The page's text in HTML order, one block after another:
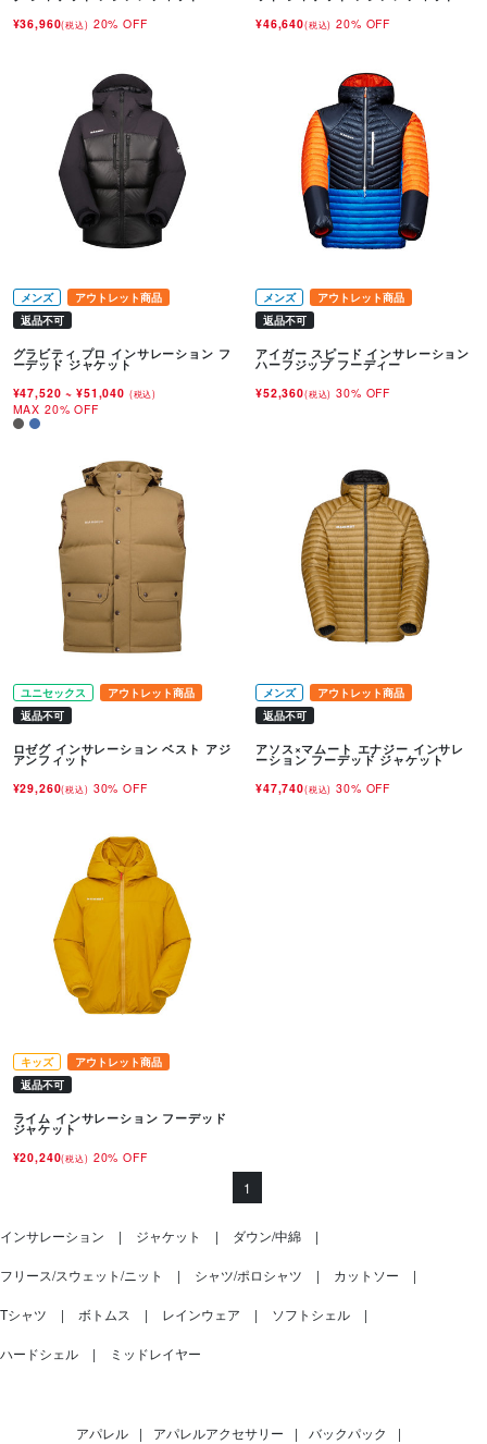
¥36,960(税込) 20% OFF
¥46,640(税込) 20% OFF
メンズ
アウトレット商品
返品不可
グラビティ プロ インサレーション フ
ーデッド ジャケット
¥47,520~ ¥51,040 (税込)
MAX 20% OFF
メンズ
アウトレット商品
返品不可
アイガー スピード インサレーション
ハーフジップ フーディー
¥52,360(税込) 30% OFF
ユニセックス
アウトレット商品
返品不可
ロゼグ インサレーション ベスト アジ
アンフィット
¥29,260(税込) 30% OFF
メンズ
アウトレット商品
返品不可
アソス×マムート エナジー インサレ
ーション フーデッド ジャケット
¥47,740(税込) 30% OFF
キッズ
アウトレット商品
返品不可
ライム インサレーション フーデッド
ジャケット
¥20,240(税込) 20% OFF
1
インサレーション ジャケット ダウン/中綿
フリース/スウェット/ニット シャツ/ポロシャツ カットソー
Tシャツ ボトムス レインウェア ソフトシェル
ハードシェル ミッドレイヤー
アパレル | アパレルアクセサリー | バックパック
|